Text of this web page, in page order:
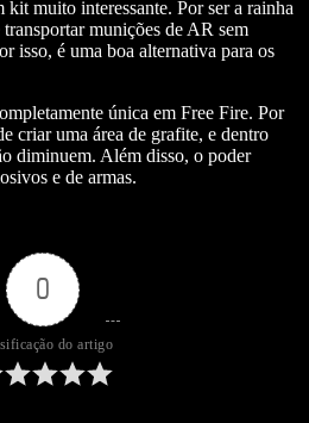
kit muito interessante. Por ser a rainha
munições de AR sem
isso, é uma boa alternativa para os
única em Free Fire. Por
criar uma área de grafite, e dentro
diminuem. Além disso, o poder
e de armas.
0
do artigo